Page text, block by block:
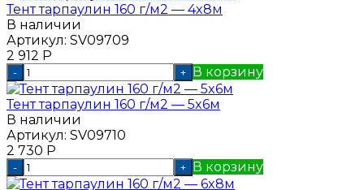
Тент тарпаулин 160 г/м2 — 4x8м
В наличии
Артикул: SV09709
2 912 Р
- + В корзину
Тент тарпаулин 160 г/м2 — 5x6м
В наличии
Артикул: SV09710
2 730 Р
- + В корзину